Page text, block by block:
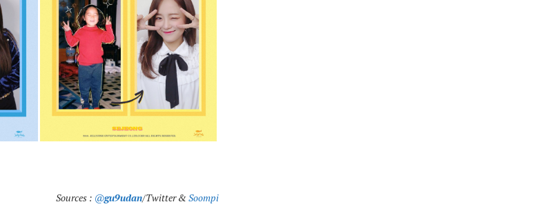
Sources : @gu9udan/Twitter &Soompi